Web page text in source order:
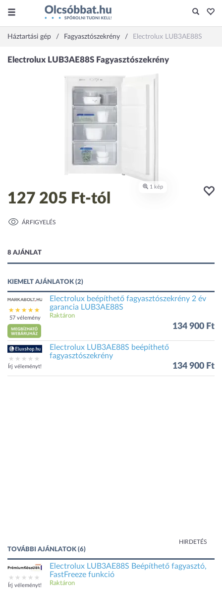
Háztartási gép Fagyasztószekrény Electrolux LUB3AE88S
127 205 Ft-tól
ÁRFIGYELÉS
8 AJÁNLAT
KIEMELT AJÁNLATOK (2)
57 vélemény
Electrolux beépíthető fagyasztószekrény 2 év
garancia LUB3AE88S
Raktáron
134 900 Ft
Írj véleményt!
Electrolux LUB3AE88S beépíthető
fagyasztószekrény
134 900 Ft
HIRDETÉS
TOVÁBBI AJÁNLATOK (6)
Írj véleményt!
Electrolux LUB3AE88S Beépíthető fagyasztó,
FastFreeze funkció
Raktáron